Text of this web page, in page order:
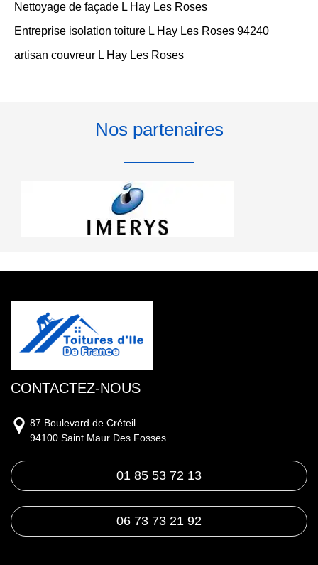
Nettoyage de façade L Hay Les Roses
Entreprise isolation toiture L Hay Les Roses 94240
artisan couvreur L Hay Les Roses
Nos partenaires
CONTACTEZ-NOUS
87 Boulevard de Créteil
94100 Saint Maur Des Fosses
01 85 53 72 13
06 73 73 21 92